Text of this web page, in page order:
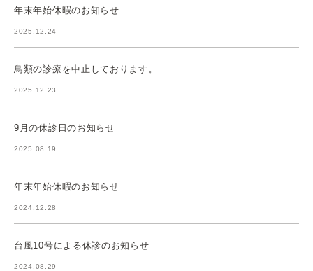
年末年始休暇のお知らせ
2025.12.24
鳥類の診療を中止しております。
2025.12.23
9月の休診日のお知らせ
2025.08.19
年末年始休暇のお知らせ
2024.12.28
台風10号による休診のお知らせ
2024.08.29